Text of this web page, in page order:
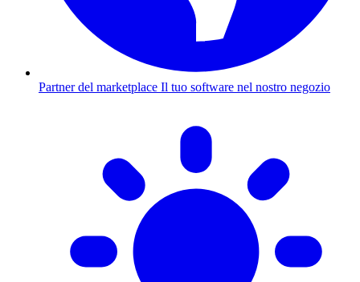
Partner del marketplace Il tuo software nel nostro negozio